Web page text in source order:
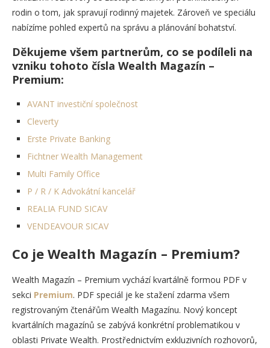
rodin o tom, jak spravují rodinný majetek. Zároveň ve speciálu
nabízíme pohled expertů na správu a plánování bohatství.
Děkujeme všem partnerům, co se podíleli na
vzniku tohoto čísla Wealth Magazín –
Premium:
AVANT investiční společnost
Cleverty
Erste Private Banking
Fichtner Wealth Management
Multi Family Office
P / R / K Advokátní kancelář
REALIA FUND SICAV
VENDEAVOUR SICAV
Co je Wealth Magazín – Premium?
Wealth Magazín – Premium vychází kvartálně formou PDF v
sekci Premium. PDF speciál je ke stažení zdarma všem
registrovaným čtenářům Wealth Magazínu. Nový koncept
kvartálních magazínů se zabývá konkrétní problematikou v
oblasti Private Wealth. Prostřednictvím exkluzivních rozhovorů,